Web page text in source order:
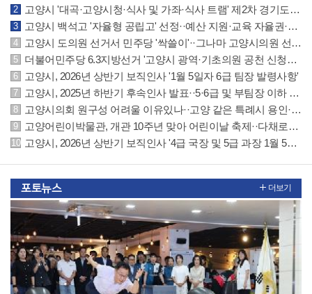
고양시 '대곡·고양시청·식사 및 가좌·식사 트램' 제2차 경기도 도시철도망에 반영
고양시 백석고 '자율형 공립고' 선정··예산 지원·교육 자율권·지역협력 확대 등 특례
고양시 도의원 선거서 민주당 '싹쓸이'··그나마 고양시의원 선거는 국민의힘 선방
더불어민주당 6.3지방선거 '고양시 광역·기초의원 공천 신청자' 명단 공개
고양시, 2026년 상반기 보직인사 '1월 5일자 6급 팀장 발령사항'
고양시, 2025년 하반기 후속인사 발표··5·6급 및 부팀장 이하 인사발령 사항
고양시의회 원구성 어려울 이유있나··고양 같은 특례시 용인·수원시의회 참조하길
고양어린이박물관, 개관 10주년 맞아 어린이날 축제··다채로운 체험·공연·마켓 운영
고양시, 2026년 상반기 보직인사 '4급 국장 및 5급 과장 1월 5일자 발령사항'
포토뉴스 더보기